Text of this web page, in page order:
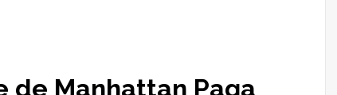
de Manhattan Paga